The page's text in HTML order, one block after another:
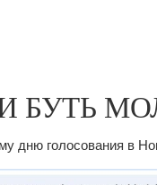
БУТЬ
дню голосования в